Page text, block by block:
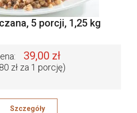
5 porcji, 1,25 kg
39,00 zł
zł za 1 porcję)
Szczegóły